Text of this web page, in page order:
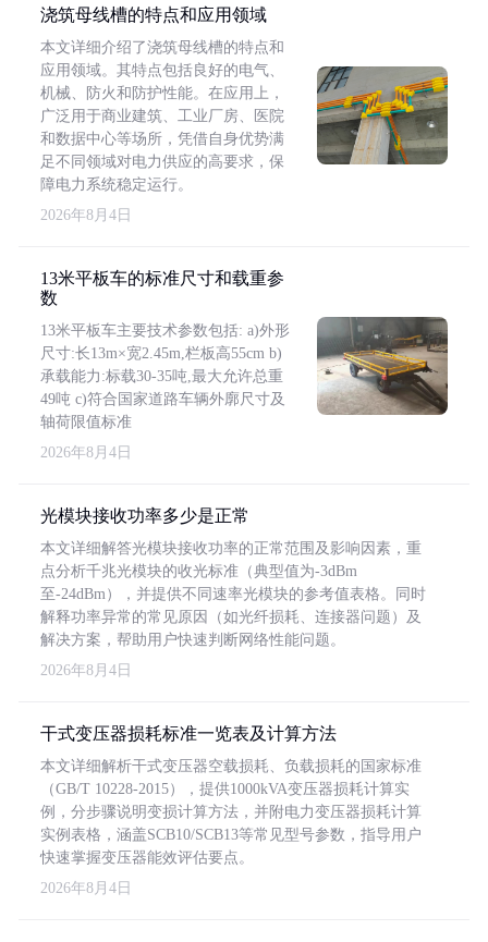
浇筑母线槽的特点和应用领域
本文详细介绍了浇筑母线槽的特点和
应用领域。其特点包括良好的电气、
机械、防火和防护性能。在应用上，
广泛用于商业建筑、工业厂房、医院
和数据中心等场所，凭借自身优势满
足不同领域对电力供应的高要求，保
障电力系统稳定运行。
2026年8月4日
13米平板车的标准尺寸和载重参
数
13米平板车主要技术参数包括: a)外形
尺寸:长13m×宽2.45m,栏板高55cm b)
承载能力:标载30-35吨,最大允许总重
49吨 c)符合国家道路车辆外廓尺寸及
轴荷限值标准
2026年8月4日
光模块接收功率多少是正常
本文详细解答光模块接收功率的正常范围及影响因素，重
点分析千兆光模块的收光标准（典型值为-3dBm
至-24dBm），并提供不同速率光模块的参考值表格。同时
解释功率异常的常见原因（如光纤损耗、连接器问题）及
解决方案，帮助用户快速判断网络性能问题。
2026年8月4日
干式变压器损耗标准一览表及计算方法
本文详细解析干式变压器空载损耗、负载损耗的国家标准
（GB/T 10228-2015），提供1000kVA变压器损耗计算实
例，分步骤说明变损计算方法，并附电力变压器损耗计算
实例表格，涵盖SCB10/SCB13等常见型号参数，指导用户
快速掌握变压器能效评估要点。
2026年8月4日